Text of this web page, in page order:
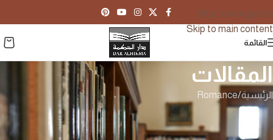
Skip to navigation
Skip to main content
القائمة
المقالات
الرئيسية Romance
ROMANCE
A New Restaurant & Bookshop